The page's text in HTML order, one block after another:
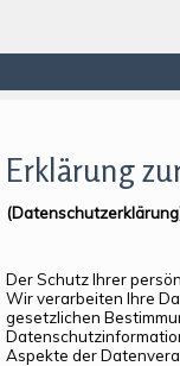
Erklärung
Der Schutz Ihrer
Wir verarbeiten Ihre
gesetzlichen
Aspekte der